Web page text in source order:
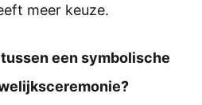
meer keuze.
een symbolische